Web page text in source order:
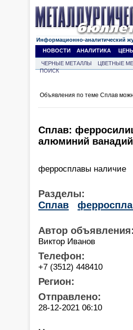
Информационно-аналитический
НОВОСТИ
АНАЛИТИКА
ЧЕРНЫЕ МЕТАЛЛЫ ЦВЕТНЫЕ
ПОИСК
Объявления по теме Сплав
Сплав:
алюминий
ферросплавы наличие
Разделы:
Сплав
Автор объявления:
Виктор Иванов
Телефон:
+7 (3512) 448410
Регион:
Отправлено:
28-12-2021 06:10